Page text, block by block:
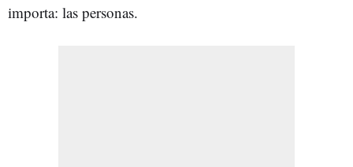
importa: las personas.